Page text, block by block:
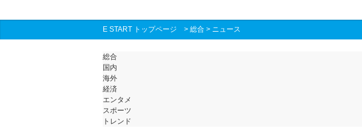
E START トップページ > 総合 > ニュース
総合
国内
海外
経済
エンタメ
スポーツ
トレンド